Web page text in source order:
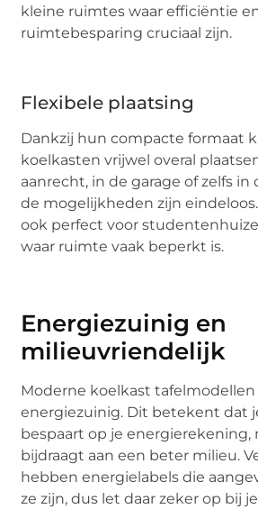
kleine ruimtes waar efficiëntie
ruimtebesparing cruciaal zijn.
Flexibele plaatsing
Dankzij hun compacte formaat
koelkasten vrijwel overal
aanrecht, in de garage of zelfs in
de mogelijkheden zijn
ook perfect voor
waar ruimte vaak beperkt is.
Energiezuinig en
milieuvriendelijk
Moderne koelkast tafelmodellen
energiezuinig. Dit betekent dat
bespaart op je energierekening,
bijdraagt aan een beter milieu.
hebben energielabels die
ze zijn, dus let daar zeker op bij